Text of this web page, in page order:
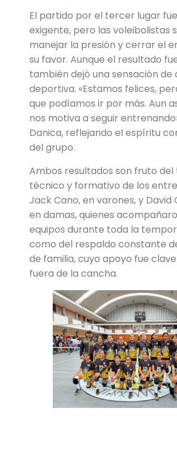
El partido por el tercer lugar
exigente, pero las voleibolistas
manejar la presión y cerrar el
su favor. Aunque el resultado
también dejó una sensación de
deportiva. «Estamos felices,
que podíamos ir por más. Aun
nos motiva a seguir
Danica, reflejando el espíritu
del grupo.
Ambos resultados son fruto
técnico y formativo de los
Jack Cano, en varones, y David
en damas, quienes
equipos durante toda la
como del respaldo constante
de familia, cuyo apoyo fue
fuera de la cancha.